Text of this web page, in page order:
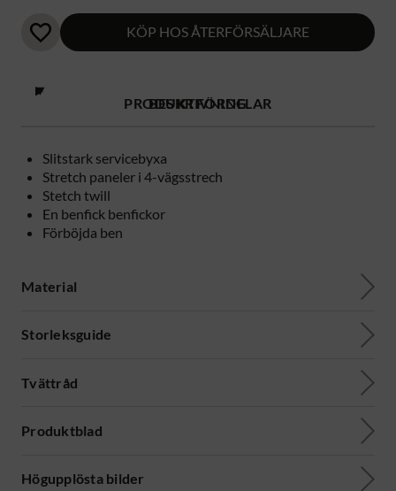
KÖP HOS ÅTERFÖRSÄLJARE
PRODUKTFÖRDELAR
Slitstark servicebyxa
Stretch paneler i 4-vägsstrech
Stetch twill
En benfick benfickor
Förböjda ben
BESKRIVNING
Material
Storleksguide
Tvättråd
Produktblad
Högupplösta bilder